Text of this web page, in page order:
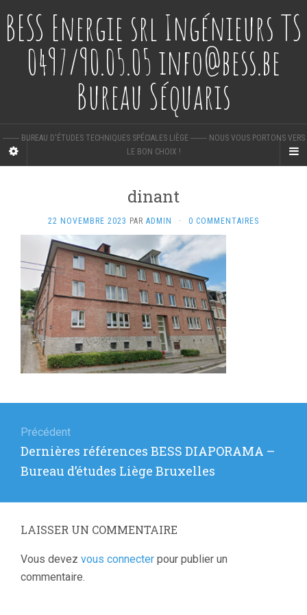
BESS Energie srl Ingénieurs TS
0497/90.05.05 info@bess.be
Bureau Séquaris
-------- BUREAU D'ÉTUDES TECHNIQUES SPÉCIALES LIÈGE -------- NOUS VOUS PORTONS VERS
LE BON CHOIX !
dinant
22 NOVEMBRE 2023 PAR ADMIN · 0 COMMENTAIRES
de
l’article
Précédent
Article
précédent
Dernières références BESS DIAPORAMA –
Bureau d’études Liège Bruxelles
LAISSER UN COMMENTAIRE
Vous devez vous connecter pour publier un
commentaire.